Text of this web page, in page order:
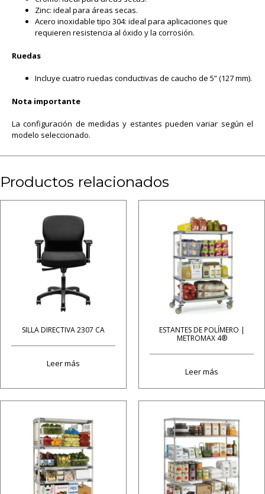
Zinc: ideal para áreas secas.
Acero inoxidable tipo 304: ideal para aplicaciones que
requieren resistencia al óxido y la corrosión.
Ruedas
Incluye cuatro ruedas conductivas de caucho de 5” (127 mm).
Nota importante
La configuración de medidas y estantes pueden variar según el
modelo seleccionado.
Productos relacionados
SILLA DIRECTIVA 2307 CA
Leer más
ESTANTES DE POLÍMERO |
METROMAX 4®
Leer más